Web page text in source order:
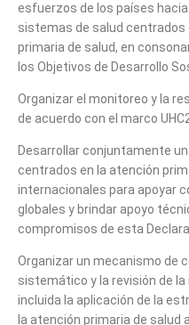
esfuerzos de los países
sistemas de salud centrados
primaria de salud, en
los Objetivos de Desarrollo
Organizar el monitoreo y la
de acuerdo con el marco
Desarrollar conjuntamente
centrados en la atención
internacionales para apoyar
globales y brindar apoyo
compromisos de esta
Organizar un mecanismo de
sistemático y la revisión de
incluida la aplicación de la
la atención primaria de salud